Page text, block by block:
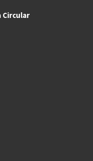
Circular